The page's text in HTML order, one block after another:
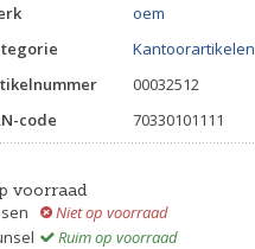
oem
Kantoorartikelen
00032512
code
70330101111
voorraad
Niet op voorraad
Ruim op voorraad